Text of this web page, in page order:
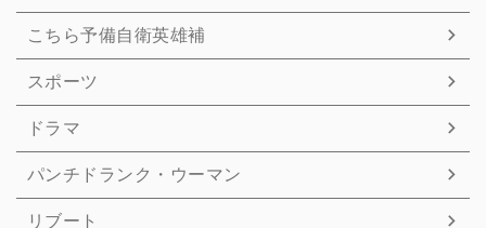
こちら予備自衛英雄補
スポーツ
ドラマ
パンチドランク・ウーマン
リブート